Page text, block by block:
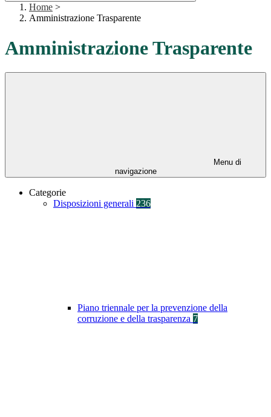
Home >
Amministrazione Trasparente
Amministrazione Trasparente
Menu di
navigazione
Categorie
Disposizioni generali 236
Piano triennale per la prevenzione della
corruzione e della trasparenza 7